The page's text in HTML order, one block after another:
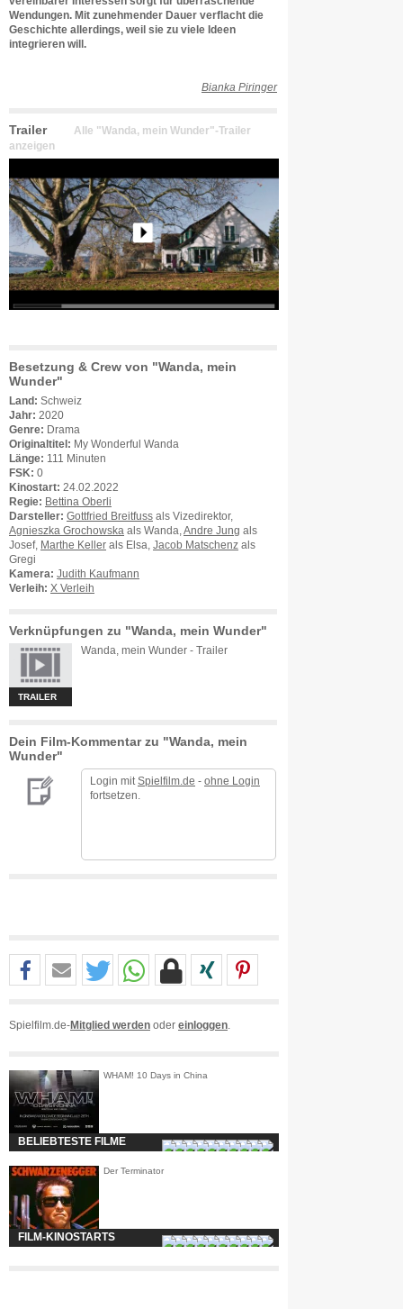
Wendungen. Mit zunehmender Dauer verflacht die
Geschichte allerdings, weil sie zu viele Ideen
integrieren will.
Bianka Piringer
Trailer
Alle "Wanda, mein Wunder"-Trailer
anzeigen
Besetzung & Crew von "Wanda, mein
Wunder"
Land: Schweiz
Jahr: 2020
Genre: Drama
Originaltitel: My Wonderful Wanda
Länge: 111 Minuten
FSK: 0
Kinostart: 24.02.2022
Regie: Bettina Oberli
Darsteller: Gottfried Breitfuss als Vizedirektor,
Agnieszka Grochowska als Wanda, Andre Jung als
Josef, Marthe Keller als Elsa, Jacob Matschenz als
Gregi
Kamera: Judith Kaufmann
Verleih: X Verleih
Verknüpfungen zu "Wanda, mein Wunder"
TRAILER
Wanda, mein Wunder - Trailer
Dein Film-Kommentar zu "Wanda, mein
Wunder"
Login mit Spielfilm.de - ohne Login
fortsetzen.
Spielfilm.de-Mitglied werden oder einloggen
WHAM! 10 Days in China
BELIEBTESTE FILME
Der Terminator
FILM-KINOSTARTS